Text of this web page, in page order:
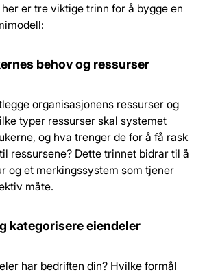
er tre viktige trinn for å bygge en
behov og ressurser
organisasjonens ressurser og
typer ressurser skal systemet
og hva trenger de for å få rask
ressursene? Dette trinnet bidrar til å
og et merkingssystem som tjener
måte.
kategorisere eiendeler
har bedriften din? Hvilke formål